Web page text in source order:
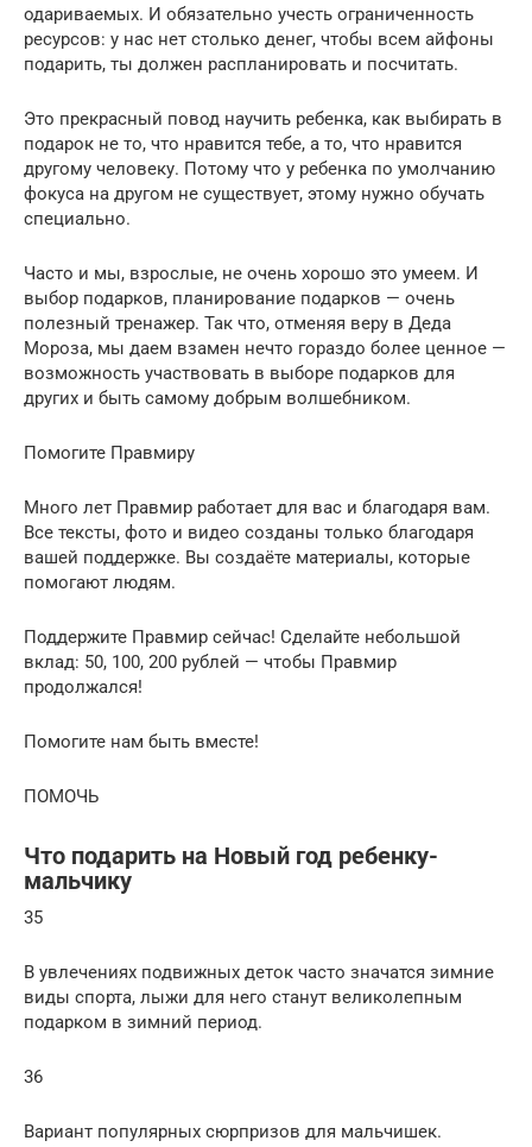
одариваемых. И обязательно учесть ограниченность
ресурсов: у нас нет столько денег, чтобы всем айфоны
подарить, ты должен распланировать и посчитать.
Это прекрасный повод научить ребенка, как выбирать в
подарок не то, что нравится тебе, а то, что нравится
другому человеку. Потому что у ребенка по умолчанию
фокуса на другом не существует, этому нужно обучать
специально.
Часто и мы, взрослые, не очень хорошо это умеем. И
выбор подарков, планирование подарков — очень
полезный тренажер. Так что, отменяя веру в Деда
Мороза, мы даем взамен нечто гораздо более ценное —
возможность участвовать в выборе подарков для
других и быть самому добрым волшебником.
Помогите Правмиру
Много лет Правмир работает для вас и благодаря вам.
Все тексты, фото и видео созданы только благодаря
вашей поддержке. Вы создаёте материалы, которые
помогают людям.
Поддержите Правмир сейчас! Сделайте небольшой
вклад: 50, 100, 200 рублей — чтобы Правмир
продолжался!
Помогите нам быть вместе!
ПОМОЧЬ
Что подарить на Новый год ребенку-
мальчику
35
В увлечениях подвижных деток часто значатся зимние
виды спорта, лыжи для него станут великолепным
подарком в зимний период.
36
Вариант популярных сюрпризов для мальчишек.